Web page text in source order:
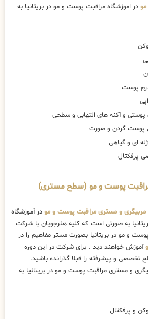
در اموزشگاه مراقبت پوست و مو در بریتانیا به
پوست
پوستی و آکنه های التهابی و سطحی
پوست گردن و صورت
ای و گیاهی
پرفکتال
مراقبت پوست و مو (سطح مستری)
و مستری مراقبت پوست و مو در آموزشگاه
به صورتی است که کلیه هنرجویان با شرکت
و مو در بریتانیا بصورت مستر مفاهیم را در
آموزش خواهند دید . برای شرکت در این دوره
تخصصی و پیشرفته را قبلا گذرانده باشید.
و مستری مراقبت پوست و مو در بریتانیا به
و پرفکتال